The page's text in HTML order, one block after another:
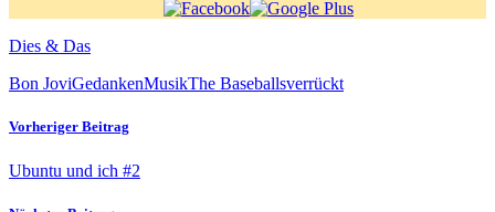
Dies & Das
Bon JoviGedankenMusikThe Baseballsverrückt
Vorheriger Beitrag
Ubuntu und ich #2